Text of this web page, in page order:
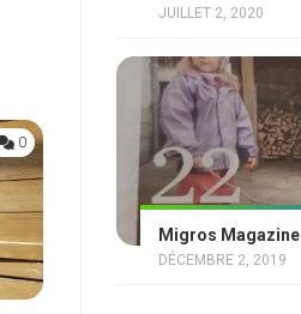
0
JUILLET 2, 2020
Migros Magazine
DÉCEMBRE 2, 2019